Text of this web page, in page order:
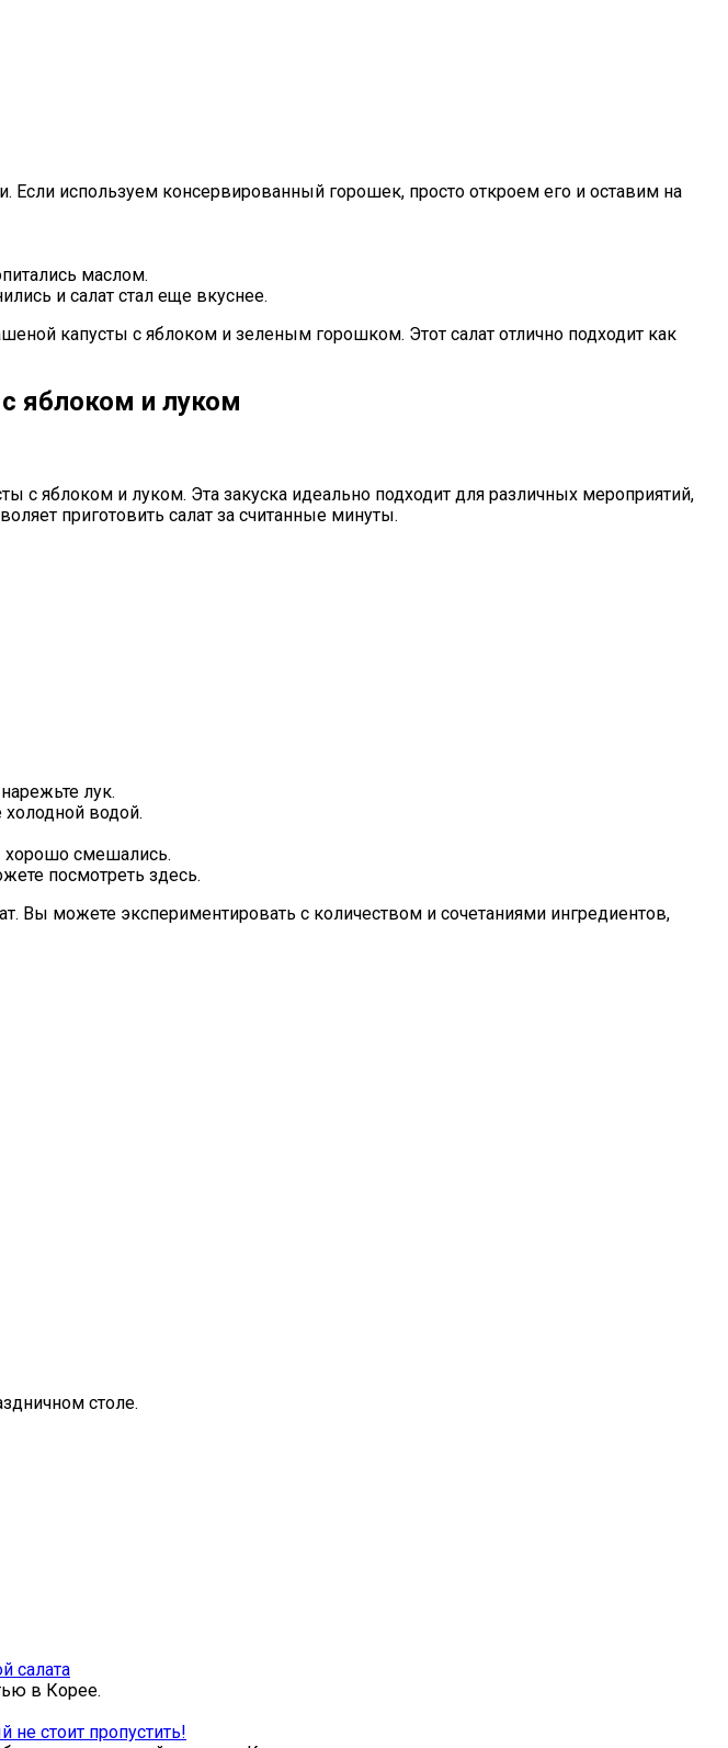
используем консервированный горошек, просто откроем его и оставим на
маслом.
и салат стал еще вкуснее.
капусты с яблоком и зеленым горошком. Этот салат отлично подходит как
яблоком и луком
с яблоком и луком. Эта закуска идеально подходит для различных мероприятий,
приготовить салат за считанные минуты.
лук.
холодной водой.
хорошо смешались.
посмотреть здесь.
Вы можете экспериментировать с количеством и сочетаниями ингредиентов,
столе.
салата
в Корее.
не стоит пропустить!